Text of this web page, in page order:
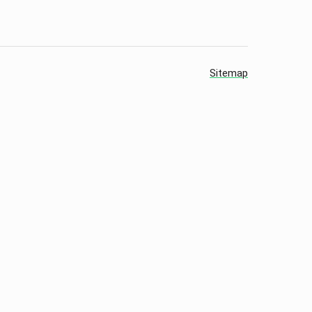
Sitemap